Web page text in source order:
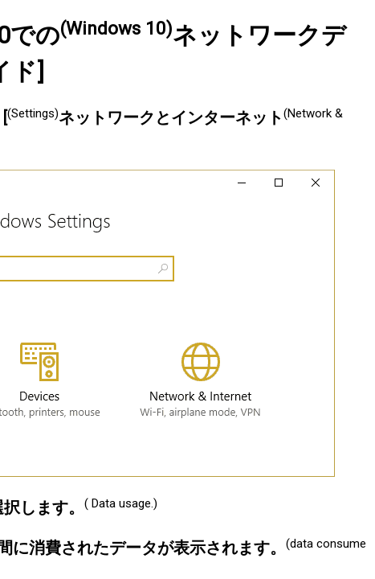
での(Windows 10)ネットワークデ
ド]
(Settings)ネットワークとインターネット(Network &
します。 ( Data usage.)
に消費されたデータが表示されます。
(data consume